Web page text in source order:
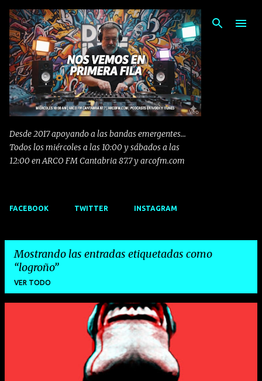
Ir al contenido principal
Desde 2017 apoyando a las bandas emergentes...
Todos los miércoles a las 10:00 y sábados a las
12:00 en ARCO FM Cantabria 87.7 y arcofm.com
FACEBOOK TWITTER INSTAGRAM
Mostrando las entradas etiquetadas como
logroño
VER TODO